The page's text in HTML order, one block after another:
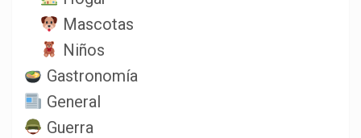
Mascotas
Niños
Gastronomía
General
Guerra